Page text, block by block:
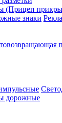
дорожные